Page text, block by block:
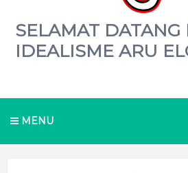
SELAMAT DATANG
IDEALISME ARU
MENU